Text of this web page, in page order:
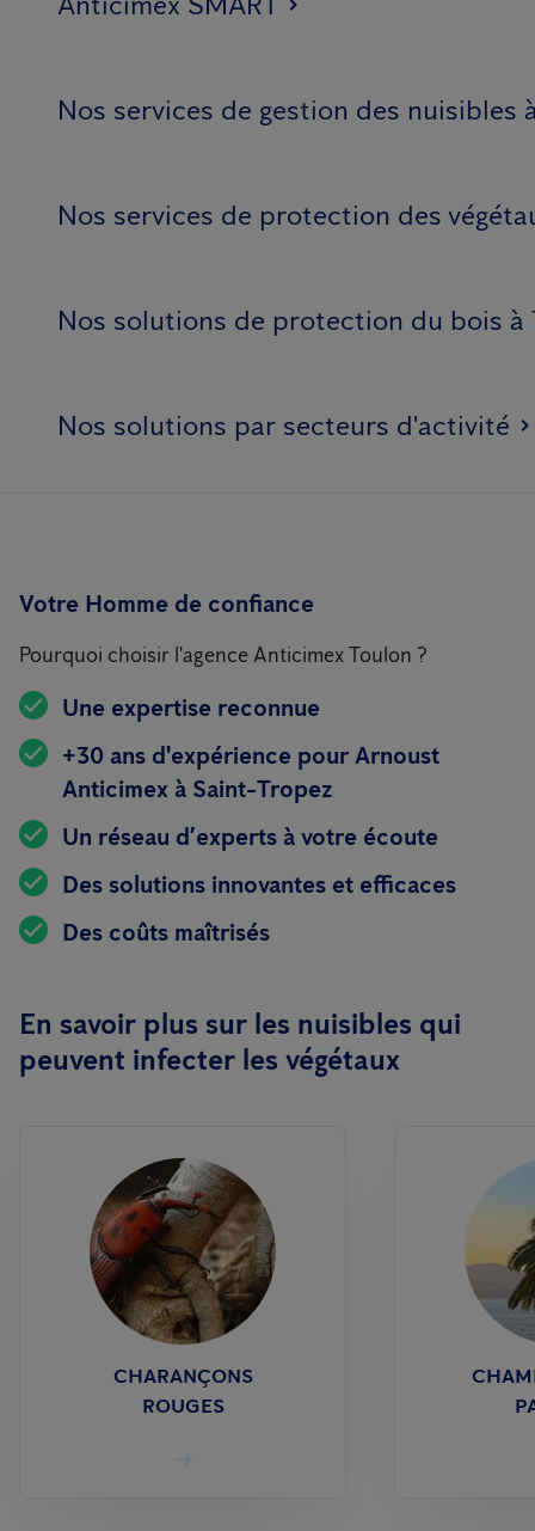
Nos services de gestion des nuisibles
Nos services de protection des
Nos solutions de protection du bois à
Nos solutions par secteurs d'activité
Votre Homme de confiance
Pourquoi choisir l'agence Anticimex Toulon ?
Une expertise reconnue
+30 ans d'expérience pour Arnoust
Anticimex à Saint-Tropez
Un réseau d’experts à votre écoute
Des solutions innovantes et efficaces
Des coûts maîtrisés
En savoir plus sur les nuisibles qui
peuvent infecter les végétaux
CHARANÇONS
ROUGES